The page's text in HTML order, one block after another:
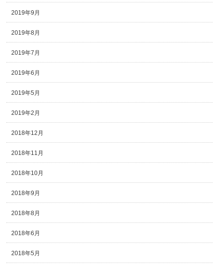
2019年9月
2019年8月
2019年7月
2019年6月
2019年5月
2019年2月
2018年12月
2018年11月
2018年10月
2018年9月
2018年8月
2018年6月
2018年5月